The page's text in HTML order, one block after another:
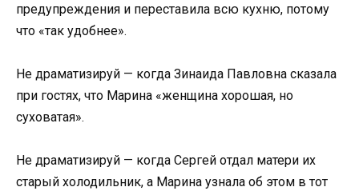
предупреждения и переставила всю кухню, потому
что «так удобнее».
Не драматизируй — когда Зинаида Павловна сказала
при гостях, что Марина «женщина хорошая, но
суховатая».
Не драматизируй — когда Сергей отдал матери их
старый холодильник, а Марина узнала об этом в тот